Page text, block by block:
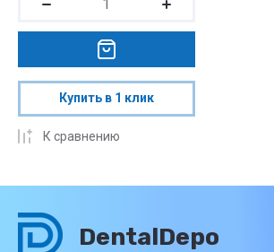
Купить в 1 клик
К сравнению
DentalDepo